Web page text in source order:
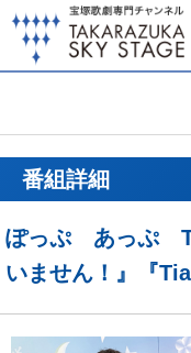
番組詳細
ぽっぷ あっぷ
いません！』『